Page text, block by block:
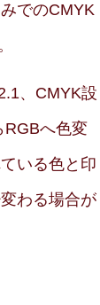
でのCMYK
、CMYK設
RGBへ色変
いる色と印
わる場合が